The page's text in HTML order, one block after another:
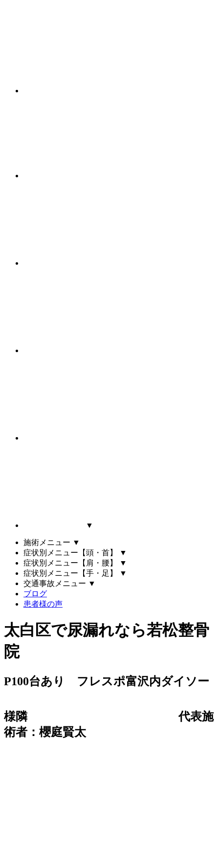
▼
施術メニュー ▼
症状別メニュー【頭・首】
▼
症状別メニュー【肩・腰】
▼
症状別メニュー【手・足】
▼
交通事故メニュー ▼
ブログ
患者様の声
太白区で尿漏れなら若松整骨
院
P100台あり フレスポ富沢内ダイソー
様隣
代表施
術者：櫻庭賢太